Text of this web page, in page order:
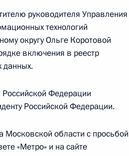
службы по городу Москве
Федерации по приёму
руководителя Управления
технологий
округу Ольге Коротовой
включения в реестр
данных.
Федерации
Российской Федерации.
Московской области с просьбой
«Метро» и на сайте